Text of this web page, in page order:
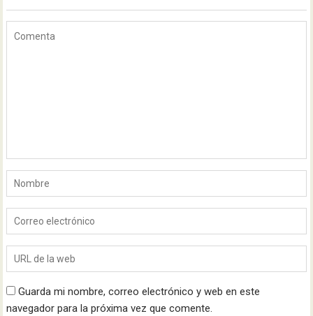
Guarda mi nombre, correo electrónico y web en este
navegador para la próxima vez que comente.